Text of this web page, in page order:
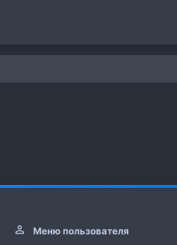
Меню пользователя